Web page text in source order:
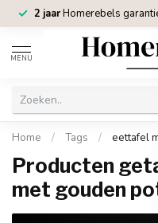
2 jaarHomerebels
MENU
Home / Tags / eettafel
Producten
met gouden